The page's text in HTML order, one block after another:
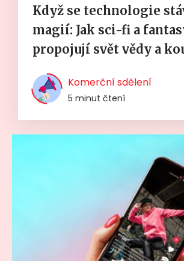
Když se technologie
magií: Jak sci-fi a
propojují svět vědy a
Komerční sdělení
5 minut čtení